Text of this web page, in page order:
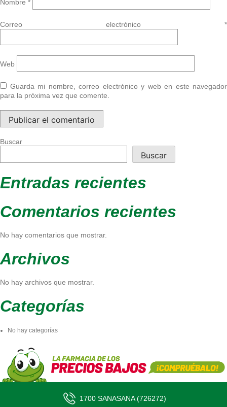
Nombre *
Correo electrónico *
Web
Guarda mi nombre, correo electrónico y web en este navegador
para la próxima vez que comente.
Buscar
Buscar
Entradas recientes
Comentarios recientes
No hay comentarios que mostrar.
Archivos
No hay archivos que mostrar.
Categorías
No hay categorías
1700 SANASANA (726272)